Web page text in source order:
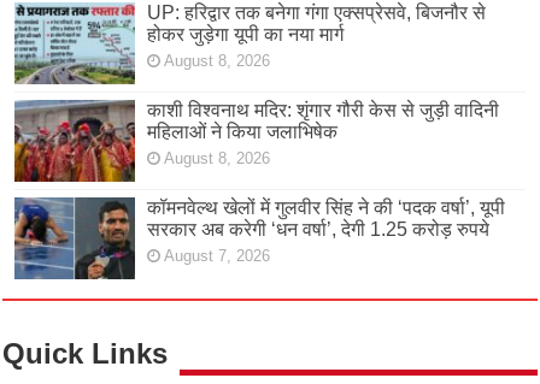
UP: हरिद्वार तक बनेगा गंगा एक्सप्रेसवे, बिजनौर से
होकर जुड़ेगा यूपी का नया मार्ग
August 8, 2026
काशी विश्वनाथ मदिर: शृंगार गौरी केस से जुड़ी वादिनी
महिलाओं ने किया जलाभिषेक
August 8, 2026
कॉमनवेल्थ खेलों में गुलवीर सिंह ने की ‘पदक वर्षा’, यूपी
सरकार अब करेगी ‘धन वर्षा’, देगी 1.25 करोड़ रुपये
August 7, 2026
Quick Links